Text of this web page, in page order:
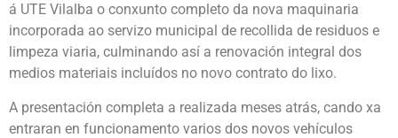
á UTE Vilalba o conxunto completo da nova maquinaria
incorporada ao servizo municipal de recollida de residuos e
limpeza viaria, culminando así a renovación integral dos
medios materiais incluídos no novo contrato do lixo.
A presentación completa a realizada meses atrás, cando xa
entraran en funcionamento varios dos novos vehículos